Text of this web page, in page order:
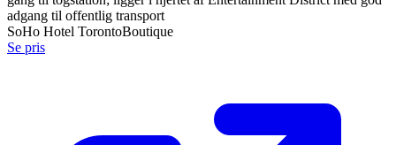
adgang til offentlig transport
SoHo Hotel TorontoBoutique
Se pris